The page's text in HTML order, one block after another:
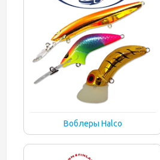
Воблеры Halco